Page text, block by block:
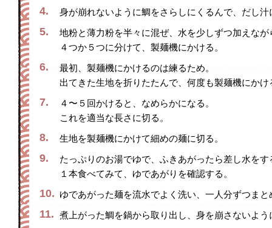
4. 身が崩れないように鯛をさらしにくるんで、だし
5.
地粉と薄力粉を半々に混ぜ、水を少しずつ加えな
４つか５つに分けて、製麺機にかける。
6.
最初、製麺機にかけるのは練るため。
出てきた生地を折りたたんで、何度も製麺機にかけ
7.
４〜５回かけると、なめらかになる。
これを適当な長さに切る。
8. 生地を製麺機にかけて細めの麺に切る。
9.
たっぷりのお湯でゆで、ふきあがったら差し水をす
１本食べてみて、ゆであがりを確認する。
10. ゆであがった麺を流水でよく洗い、一人分ずつまと
11. 煮上がった鯛を鍋から取り出し、身を崩さないよ